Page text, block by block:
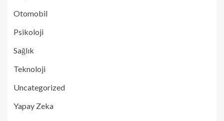
Otomobil
Psikoloji
Sağlık
Teknoloji
Uncategorized
Yapay Zeka